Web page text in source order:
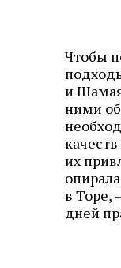
Чтобы
и
ними
качеств
их
в Торе,
дней